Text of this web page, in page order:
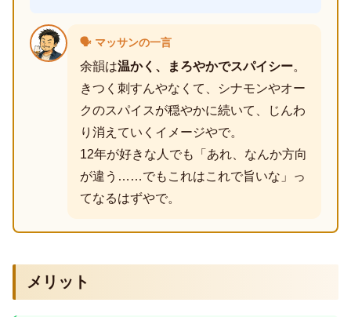
🗣️ マッサンの一言
余韻は温かく、まろやかでスパイシー。
きつく刺すんやなくて、シナモンやオー
クのスパイスが穏やかに続いて、じんわ
り消えていくイメージやで。
12年が好きな人でも「あれ、なんか方向
が違う……でもこれはこれで旨いな」っ
てなるはずやで。
メリット